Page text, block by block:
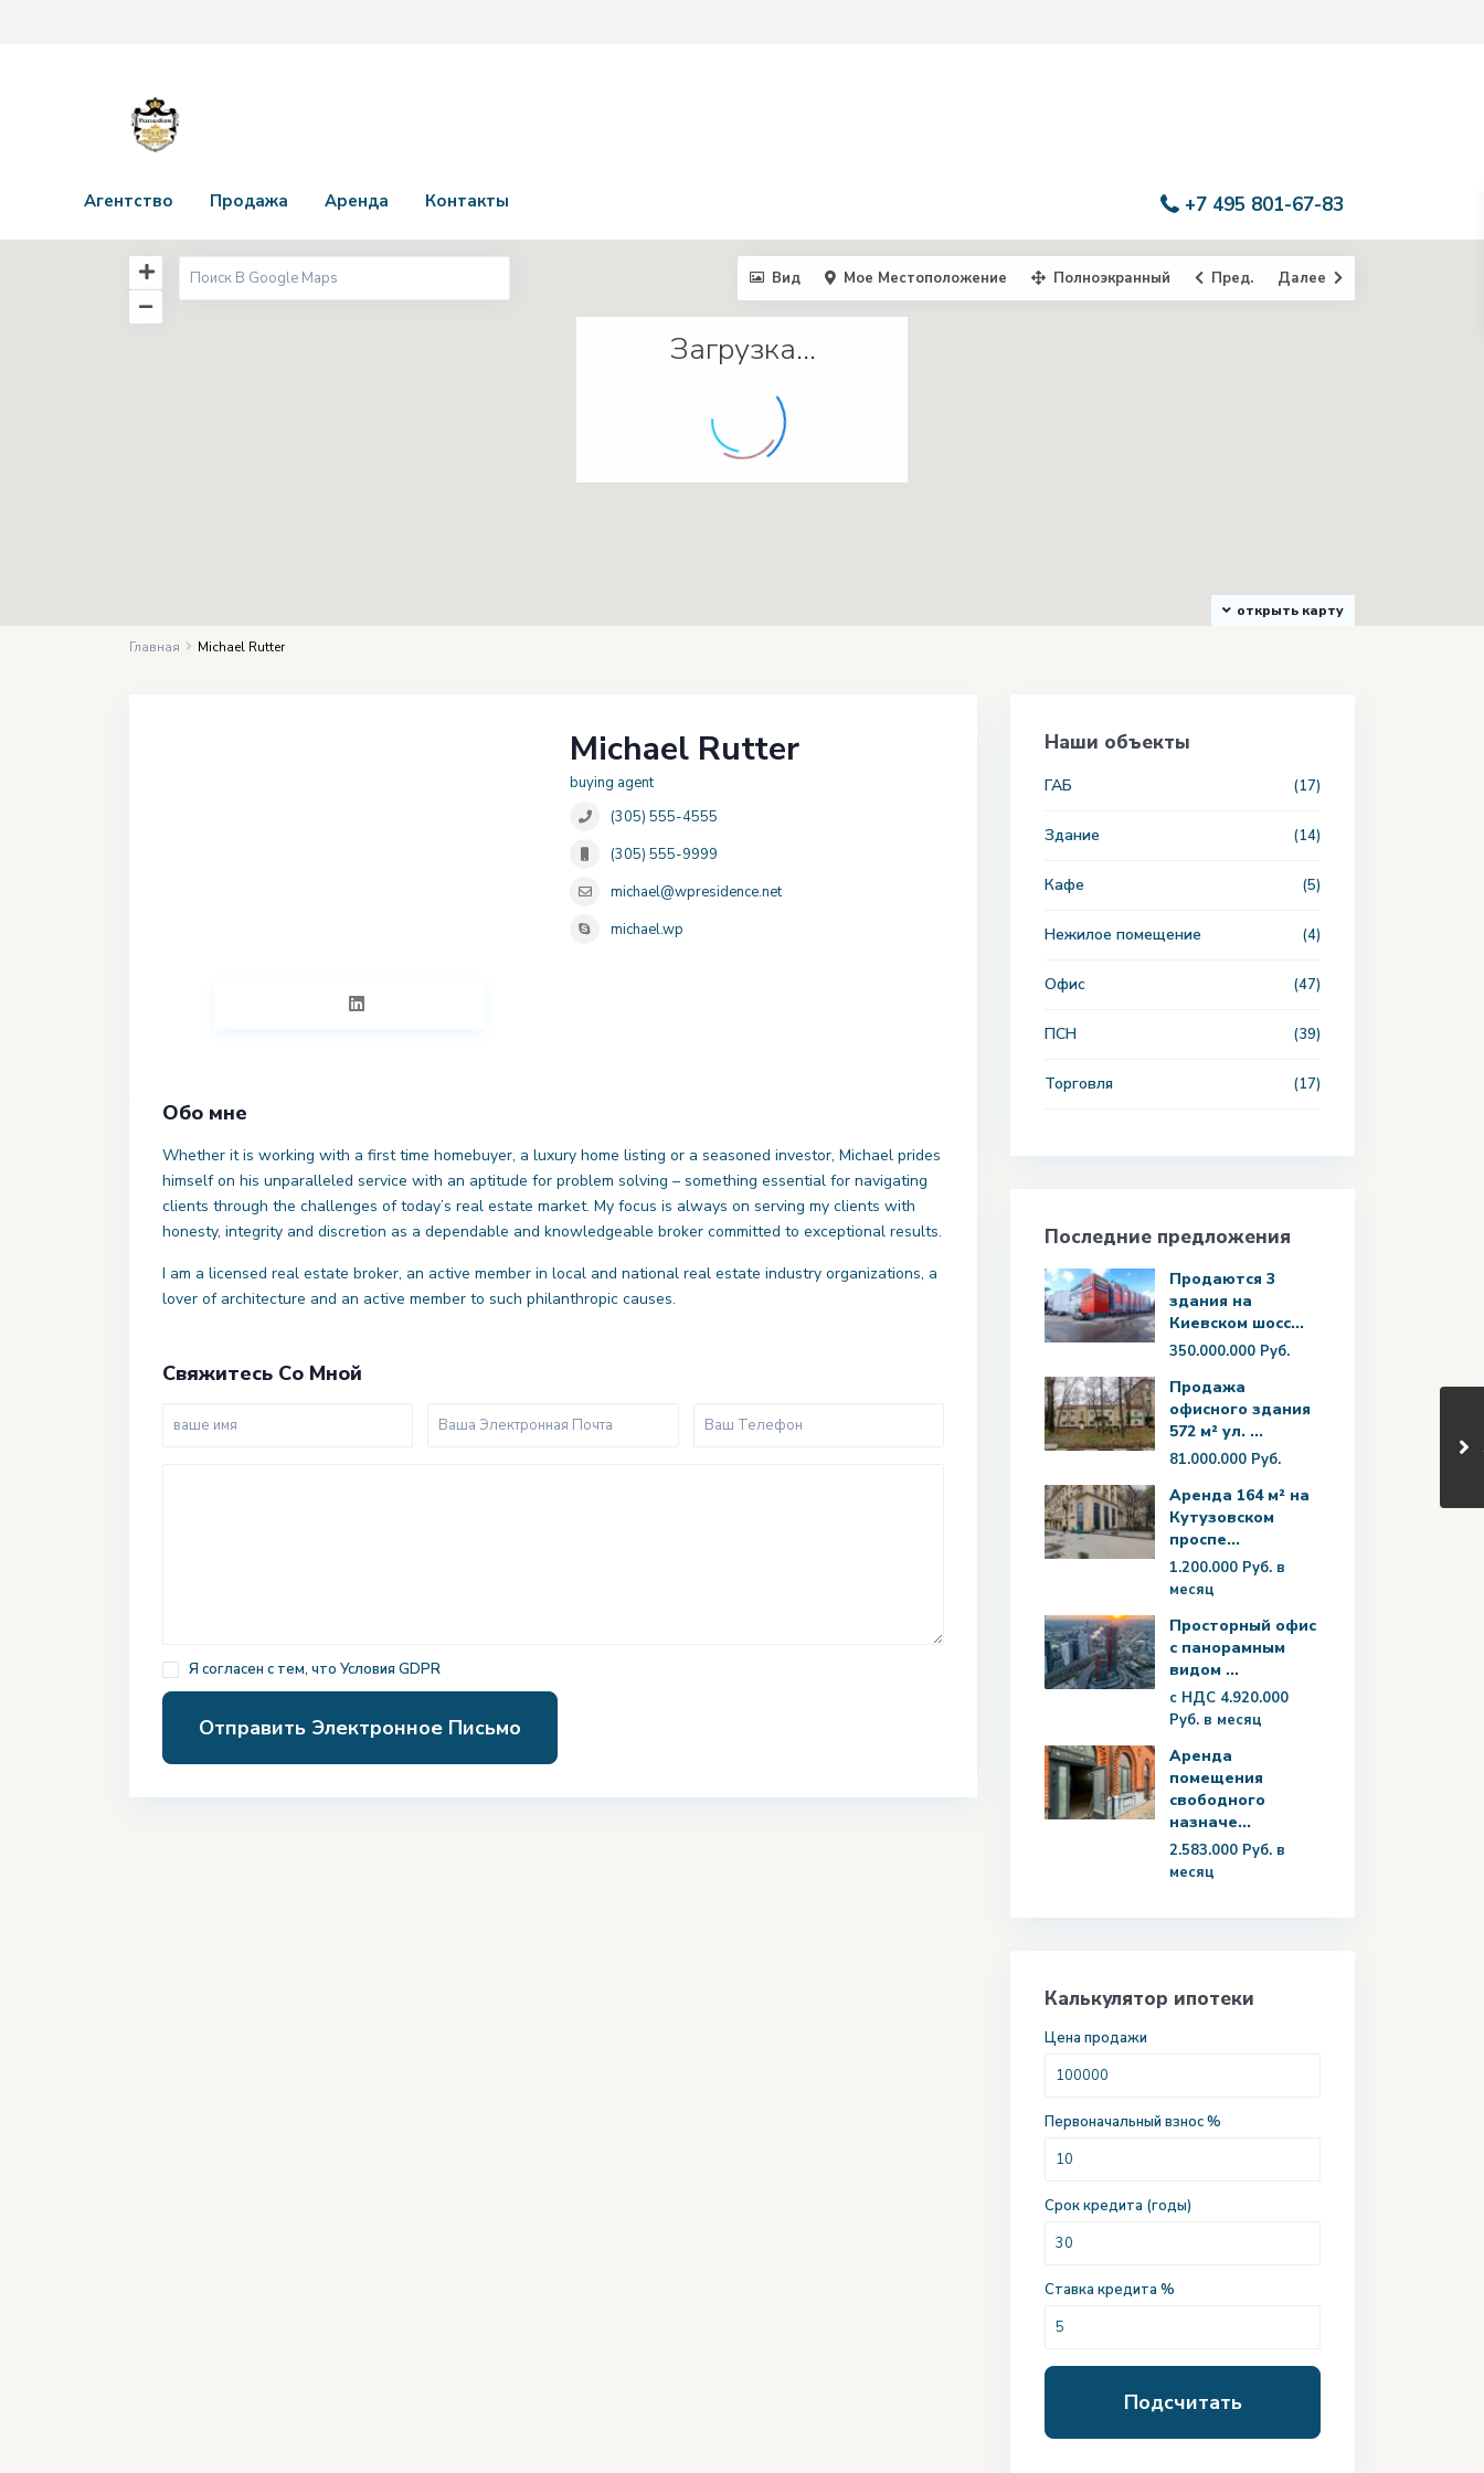
+7 495 801-67-83
Агентство Продажа Аренда Контакты
Загрузка...
открыть карту
Вид Мое Местоположение Полноэкранный Пред. Далее
Главная Michael Rutter
Michael Rutter
buying agent
(305) 555-4555
(305) 555-9999
michael@wpresidence.net
michael.wp
Обо мне
Whether it is working with a first time homebuyer, a luxury home listing or a seasoned investor, Michael prides
himself on his unparalleled service with an aptitude for problem solving – something essential for navigating
clients through the challenges of today’s real estate market. My focus is always on serving my clients with
honesty, integrity and discretion as a dependable and knowledgeable broker committed to exceptional results.
I am a licensed real estate broker, an active member in local and national real estate industry organizations, a
lover of architecture and an active member to such philanthropic causes.
Свяжитесь Со Мной
Я согласен с тем, что Условия GDPR
Наши объекты
ГАБ (17)
Здание (14)
Кафе (5)
Нежилое помещение (4)
Офис (47)
ПСН (39)
Торговля (17)
Последние предложения
Продаются 3
здания на
Киевском шосс...
350.000.000 Руб.
Продажа
офисного здания
572 м² ул. ...
81.000.000 Руб.
Аренда 164 м² на
Кутузовском
проспе...
1.200.000 Руб. в
месяц
Просторный офис
с панорамным
видом ...
с НДС 4.920.000
Руб. в месяц
Аренда
помещения
свободного
назначе...
2.583.000 Руб. в
месяц
Калькулятор ипотеки
Цена продажи
Первоначальный взнос %
Срок кредита (годы)
Ставка кредита %
Подсчитать